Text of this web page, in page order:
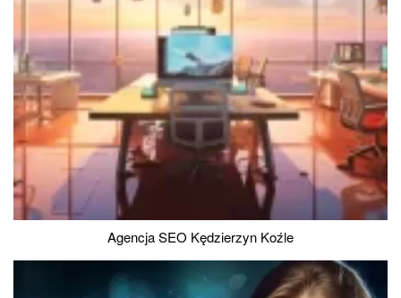
Agencja SEO Kędzierzyn Koźle